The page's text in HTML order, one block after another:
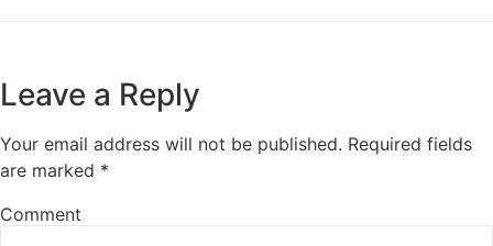
Leave a Reply
Your email address will not be published. Required fields
are marked *
Comment